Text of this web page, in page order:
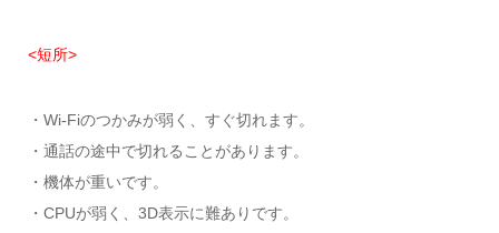
<短所>
・Wi-Fiのつかみが弱く、すぐ切れます。
・通話の途中で切れることがあります。
・機体が重いです。
・CPUが弱く、3D表示に難ありです。